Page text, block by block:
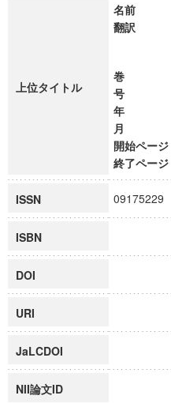
上位タイトル
名前
翻訳
巻
号
年
月
開始ページ
終了ページ
ISSN 09175229
ISBN
DOI
URI
JaLCDOI
NII論文ID